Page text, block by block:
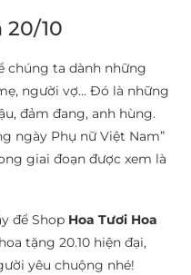
20/10
chúng ta dành những
người vợ… Đó là những
đảm đang, anh hùng.
ngày Phụ nữ Việt Nam”
giai đoạn được xem là
để Shop Hoa Tươi Hoa
tặng 20.10 hiện đại,
yêu chuộng nhé!